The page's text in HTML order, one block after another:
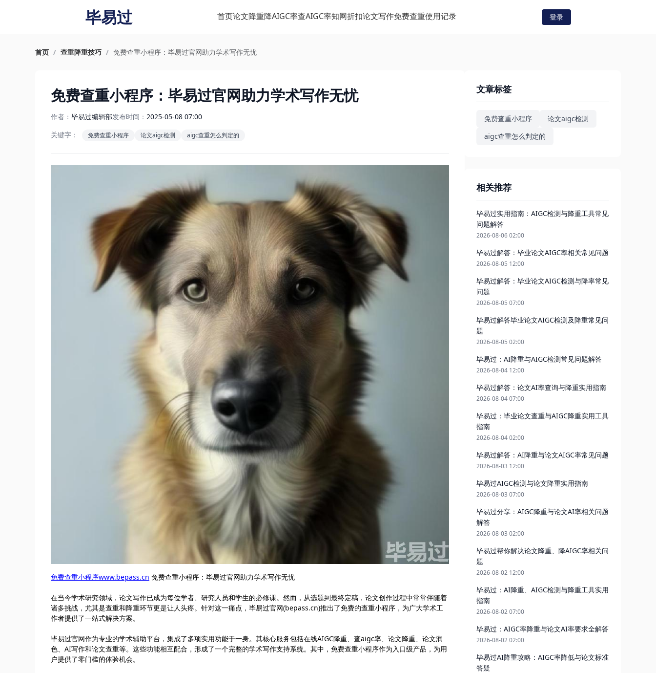
毕易过 首页论文降重降AIGC率查AIGC率知网折扣论文写作免费查重使用记录 登录
首页 / 查重降重技巧 / 免费查重小程序：毕易过官网助力学术写作无忧
免费查重小程序：毕易过官网助力学术写作无忧
作者： 毕易过编辑部发布时间： 2025-05-08 07:00
关键字：
免费查重小程序 论文aigc检测 aigc查重怎么判定的
免费查重小程序www.bepass.cn 免费查重小程序：毕易过官网助力学术写作无忧
在当今学术研究领域，论文写作已成为每位学者、研究人员和学生的必修课。然而，从选题到最终定稿，论文创作过程中常常伴随着
诸多挑战，尤其是查重和降重环节更是让人头疼。针对这一痛点，毕易过官网(bepass.cn)推出了免费的查重小程序，为广大学术工
作者提供了一站式解决方案。
毕易过官网作为专业的学术辅助平台，集成了多项实用功能于一身。其核心服务包括在线AIGC降重、查aigc率、论文降重、论文润
色、AI写作和论文查重等。这些功能相互配合，形成了一个完整的学术写作支持系统。其中，免费查重小程序作为入口级产品，为用
户提供了零门槛的体验机会。
文章标签
免费查重小程序
论文aigc检测
aigc查重怎么判定的
相关推荐
毕易过实用指南：AIGC检测与降重工具常见
问题解答
2026-08-06 02:00
毕易过解答：毕业论文AIGC率相关常见问题
2026-08-05 12:00
毕易过解答：毕业论文AIGC检测与降率常见
问题
2026-08-05 07:00
毕易过解答毕业论文AIGC检测及降重常见问
题
2026-08-05 02:00
毕易过：AI降重与AIGC检测常见问题解答
2026-08-04 12:00
毕易过解答：论文AI率查询与降重实用指南
2026-08-04 07:00
毕易过：毕业论文查重与AIGC降重实用工具
指南
2026-08-04 02:00
毕易过解答：AI降重与论文AIGC率常见问题
2026-08-03 12:00
毕易过AIGC检测与论文降重实用指南
2026-08-03 07:00
毕易过分享：AIGC降重与论文AI率相关问题
解答
2026-08-03 02:00
毕易过帮你解决论文降重、降AIGC率相关问
题
2026-08-02 12:00
毕易过：AI降重、AIGC检测与降重工具实用
指南
2026-08-02 07:00
毕易过：AIGC率降重与论文AI率要求全解答
2026-08-02 02:00
毕易过AI降重攻略：AIGC率降低与论文标准
答疑